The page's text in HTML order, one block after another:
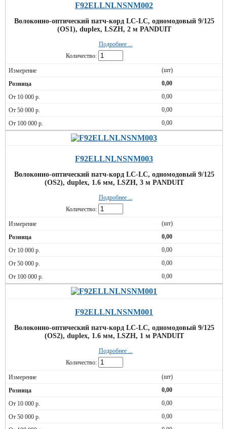
F92ELLNLNSNM002
Волоконно-оптический патч-корд LC-LC, одномодовый 9/125
(OS1), duplex, LSZH, 2 м PANDUIT
Подробнее ...
Количество:
(шт)
0,00
0,00
0,00
0,00
F92ELLNLNSNM003
Волоконно-оптический патч-корд LC-LC, одномодовый 9/125
(OS2), duplex, 1.6 мм, LSZH, 3 м PANDUIT
Подробнее ...
Количество:
(шт)
0,00
0,00
0,00
0,00
F92ELLNLNSNM001
Волоконно-оптический патч-корд LC-LC, одномодовый 9/125
(OS2), duplex, 1.6 мм, LSZH, 1 м PANDUIT
Подробнее ...
Количество:
(шт)
0,00
0,00
0,00